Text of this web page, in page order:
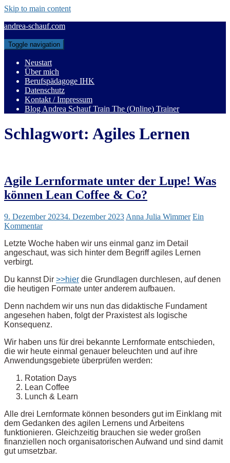
Skip to main content
andrea-schauf.com
Toggle navigation
Neustart
Über mich
Berufspädagoge IHK
Datenschutz
Kontakt / Impressum
Blog Andrea Schauf Train The (Online) Trainer
Schlagwort: Agiles Lernen
Agile Lernformate unter der Lupe! Was
können Lean Coffee & Co?
9. Dezember 20234. Dezember 2023 Anna Julia Wimmer Ein
Kommentar
Letzte Woche haben wir uns einmal ganz im Detail
angeschaut, was sich hinter dem Begriff agiles Lernen
verbirgt.
Du kannst Dir >>hier die Grundlagen durchlesen, auf denen
die heutigen Formate unter anderem aufbauen.
Denn nachdem wir uns nun das didaktische Fundament
angesehen haben, folgt der Praxistest als logische
Konsequenz.
Wir haben uns für drei bekannte Lernformate entschieden,
die wir heute einmal genauer beleuchten und auf ihre
Anwendungsgebiete überprüfen werden:
Rotation Days
Lean Coffee
Lunch & Learn
Alle drei Lernformate können besonders gut im Einklang mit
dem Gedanken des agilen Lernens und Arbeitens
funktionieren. Gleichzeitig brauchen sie weder großen
finanziellen noch organisatorischen Aufwand und sind damit
gut umsetzbar.